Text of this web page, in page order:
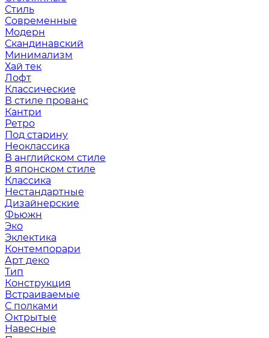
Стиль
Современные
Модерн
Скандинавский
Минимализм
Хай тек
Лофт
Классические
В стиле прованс
Кантри
Ретро
Под старину
Неоклассика
В английском стиле
В японском стиле
Классика
Нестандартные
Дизайнерские
Фьюжн
Эко
Эклектика
Контемпорари
Арт деко
Тип
Конструкция
Встраиваемые
С полками
Октрытые
Навесные